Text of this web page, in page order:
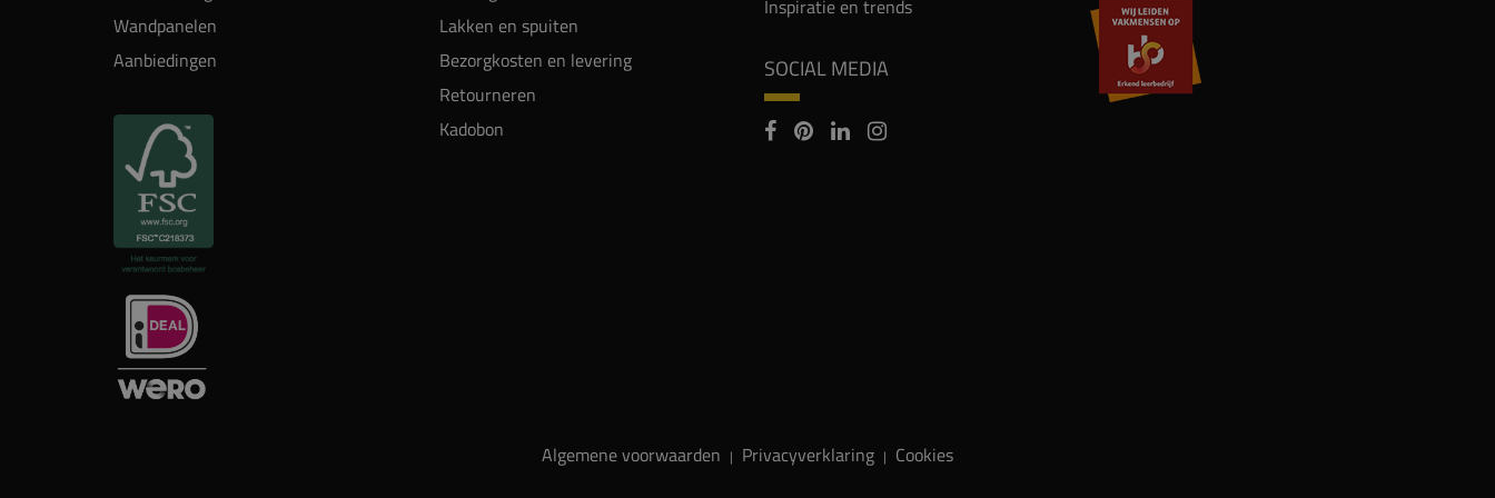
Wandpanelen
Aanbiedingen
Lakken en spuiten
Bezorgkosten en levering
Retourneren
Kadobon
Inspiratie en trends
SOCIAL MEDIA
Algemene voorwaarden | Privacyverklaring | Cookies